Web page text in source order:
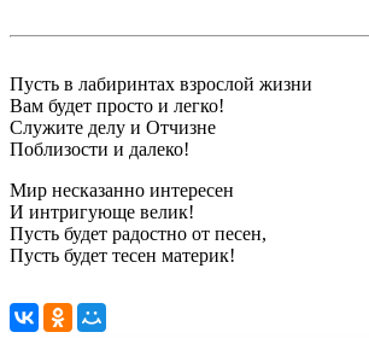
Пусть в лабиринтах взрослой жизни
Вам будет просто и легко!
Служите делу и Отчизне
Поблизости и далеко!
Мир несказанно интересен
И интригующе велик!
Пусть будет радостно от песен,
Пусть будет тесен материк!